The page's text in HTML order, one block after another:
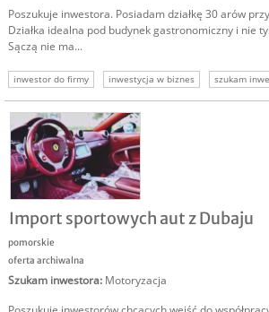
Poszukuje inwestora. Posiadam działkę 30 arów
Działka idealna pod budynek gastronomiczny i nie
Sączą nie ma...
inwestor do firmy inwestycja w biznes szukam
Import sportowych aut z Dubaju
pomorskie
oferta archiwalna
Szukam inwestora: Motoryzacja